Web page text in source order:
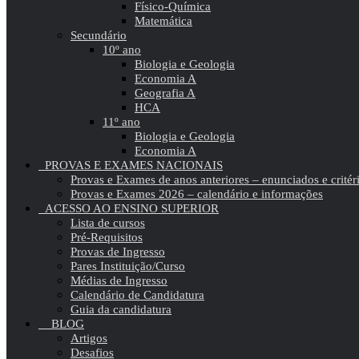
Físico-Química
Matemática
Secundário
10º ano
Biologia e Geologia
Economia A
Geografia A
HCA
11º ano
Biologia e Geologia
Economia A
PROVAS E EXAMES NACIONAIS
Provas e Exames de anos anteriores – enunciados e
Provas e Exames 2026 – calendário e informações
ACESSO AO ENSINO SUPERIOR
Lista de cursos
Pré-Requisitos
Provas de Ingresso
Pares Instituição/Curso
Médias de Ingresso
Calendário de Candidatura
Guia da candidatura
BLOG
Artigos
Desafios